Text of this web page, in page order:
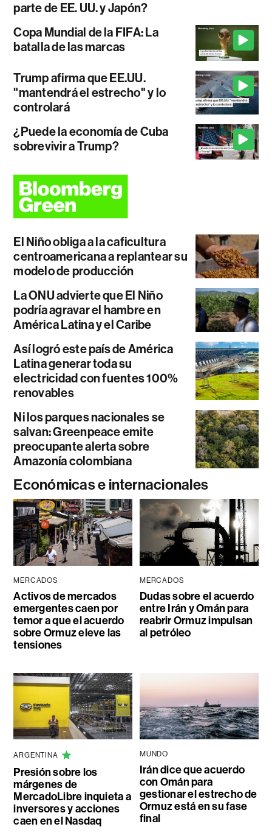
parte de EE. UU. y Japón?
Copa Mundial de la FIFA: La
batalla de las marcas
Trump afirma que EE.UU.
"mantendrá el estrecho" y lo
controlará
¿Puede la economía de Cuba
sobrevivir a Trump?
El Niño obliga a la caficultura
centroamericana a replantear su
modelo de producción
La ONU advierte que El Niño
podría agravar el hambre en
América Latina y el Caribe
Así logró este país de América
Latina generar toda su
electricidad con fuentes 100%
renovables
Ni los parques nacionales se
salvan: Greenpeace emite
preocupante alerta sobre
Amazonía colombiana
Económicas e internacionales
MERCADOS
Activos de mercados
emergentes caen por
temor a que el acuerdo
sobre Ormuz eleve las
tensiones
MERCADOS
Dudas sobre el acuerdo
entre Irán y Omán para
reabrir Ormuz impulsan
al petróleo
ARGENTINA
Presión sobre los
márgenes de
MercadoLibre inquieta a
inversores y acciones
caen en el Nasdaq
MUNDO
Irán dice que acuerdo
con Omán para
gestionar el estrecho de
Ormuz está en su fase
final